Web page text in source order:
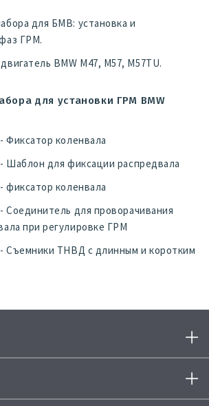
для БМВ: установка и
ГРМ.
BMW M47, M57, M57TU.
для установки ГРМ BMW
- Фиксатор коленвала
- Шаблон для фиксации распредвала
- фиксатор коленвала
- Соединитель для проворачивания
при регулировке ГРМ
- Съемники ТНВД с длинным и коротким